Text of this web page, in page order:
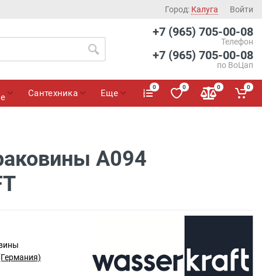
Город: Калуга Войти
+7 (965) 705-00-08
Телефон
+7 (965) 705-00-08
по ВоЦап
Сантехника Еще
0 0 0 0
A094